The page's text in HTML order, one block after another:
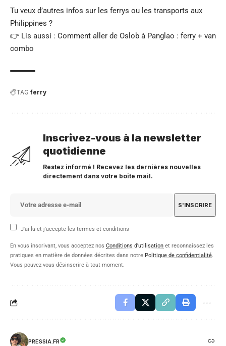
Tu veux d’autres infos sur les ferrys ou les transports aux
Philippines ?
👉 Lis aussi : Comment aller de Oslob à Panglao : ferry + van
combo
TAG ferry
Inscrivez-vous à la newsletter
quotidienne
Restez informé ! Recevez les dernières nouvelles
directement dans votre boîte mail.
J'ai lu et j'accepte les termes et conditions
En vous inscrivant, vous acceptez nos Conditions d'utilisation et reconnaissez les
pratiques en matière de données décrites dans notre Politique de confidentialité.
Vous pouvez vous désinscrire à tout moment.
PRESSIA.FR